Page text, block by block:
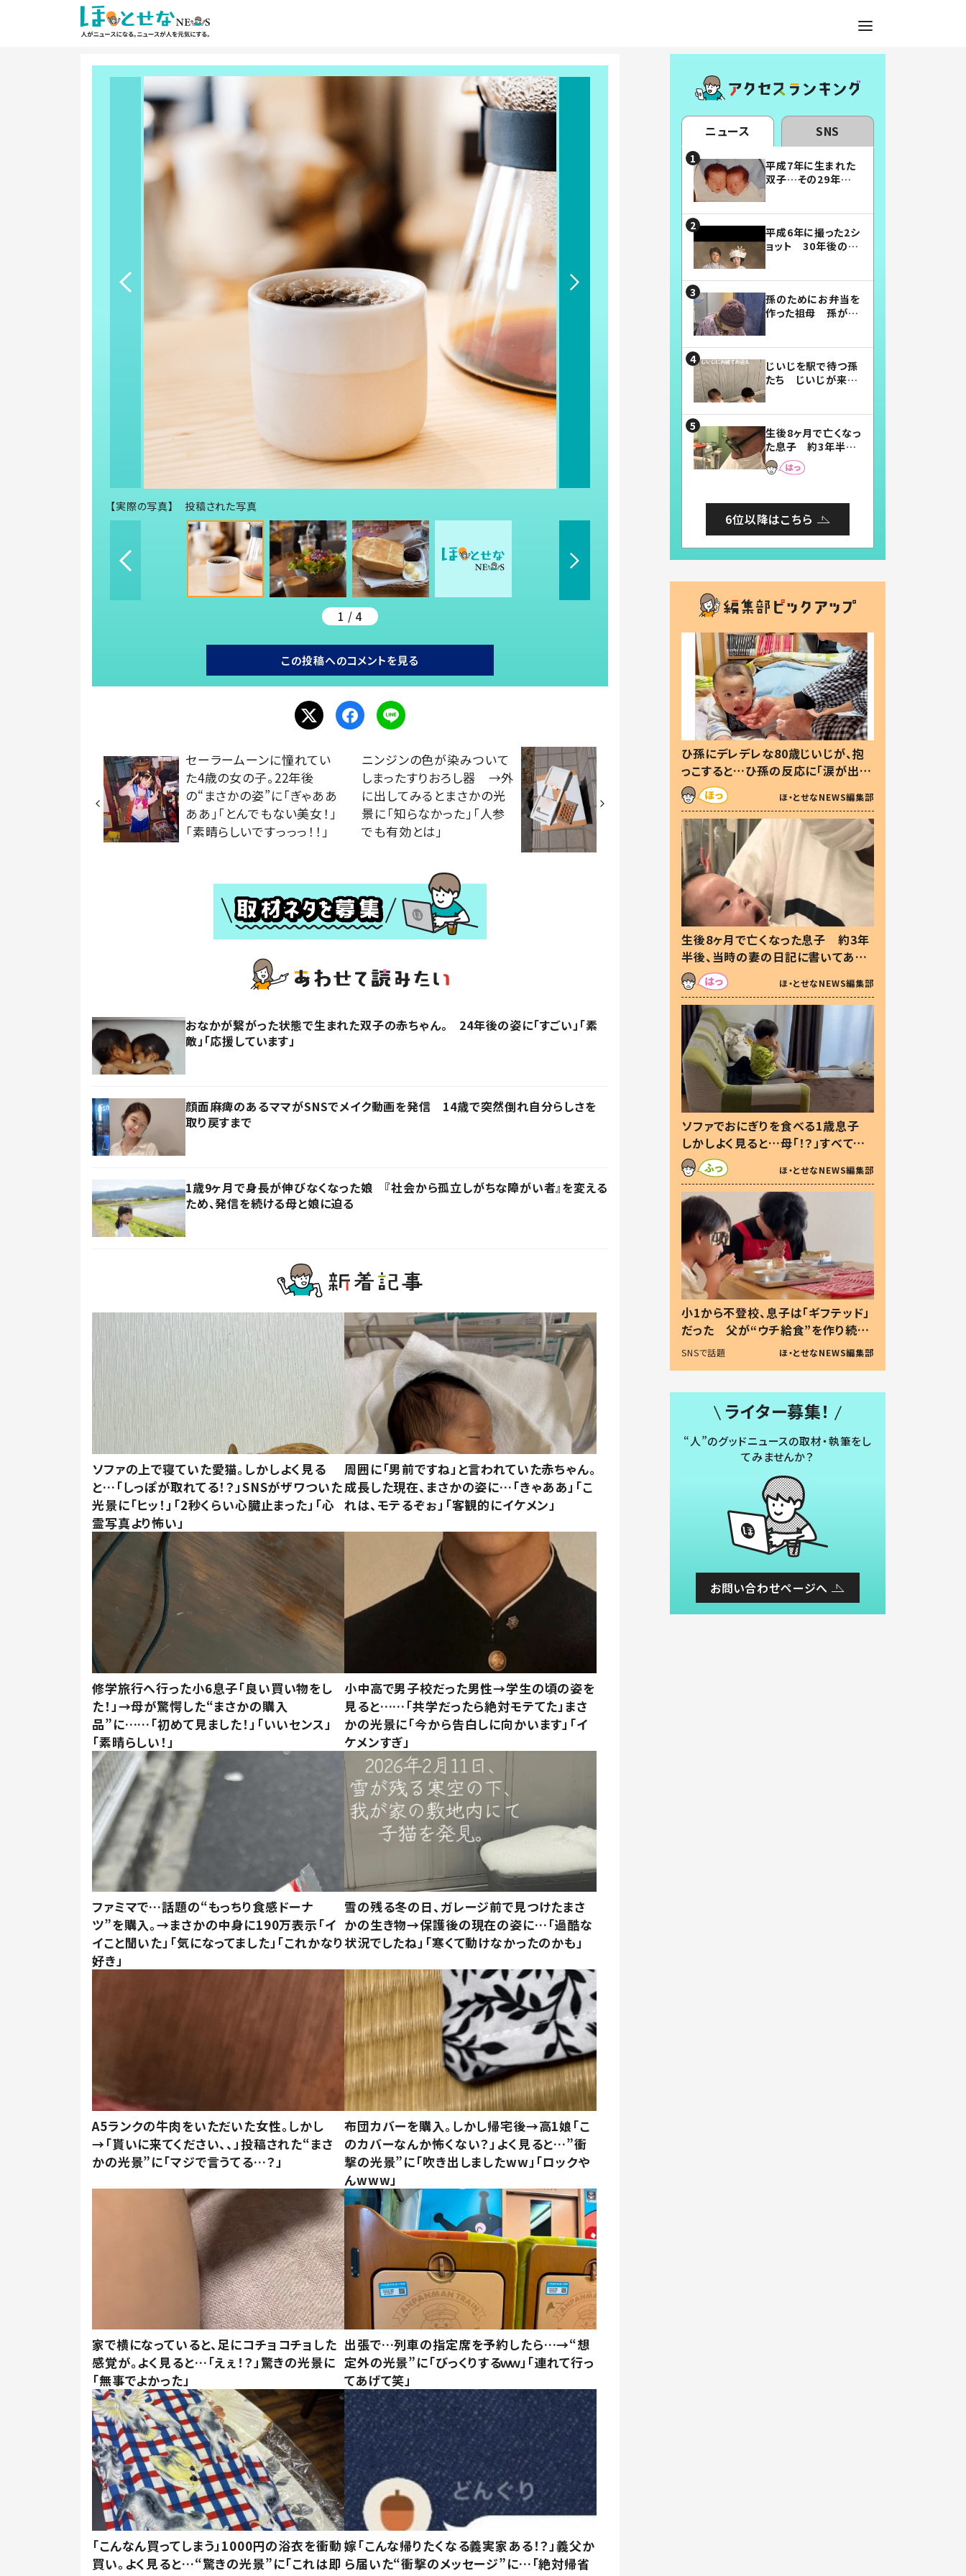
【実際の写真】 投稿された写真
1 / 4
この投稿へのコメントを見る
セーラームーンに憧れてい
た4歳の女の子。22年後
の“まさかの姿”に「ぎゃああ
ああ」「とんでもない美女！」
「素晴らしいですっっっ！！」
ニンジンの色が染みついて
しまったすりおろし器 →外
に出してみるとまさかの光
景に「知らなかった」「人参
でも有効とは」
おなかが繋がった状態で生まれた双子の赤ちゃん。 24年後の姿に「すごい」「素
敵」「応援しています」
顔面麻痺のあるママがSNSでメイク動画を発信 14歳で突然倒れ自分らしさを
取り戻すまで
1歳9ヶ月で身長が伸びなくなった娘 『社会から孤立しがちな障がい者』を変える
ため、発信を続ける母と娘に迫る
ソファの上で寝ていた愛猫。しかしよく見る
と…「しっぽが取れてる！？」SNSがザワついた
光景に「ヒッ！」「2秒くらい心臓止まった」「心
霊写真より怖い」
周囲に「男前ですね」と言われていた赤ちゃん。
成長した現在、まさかの姿に…「きゃああ」「こ
れは、モテるぞぉ」「客観的にイケメン」
修学旅行へ行った小6息子「良い買い物をし
た！」→母が驚愕した“まさかの購入
品”に……「初めて見ました！」「いいセンス」
「素晴らしい！」
小中高で男子校だった男性→学生の頃の姿を
見ると……「共学だったら絶対モテてた」まさ
かの光景に「今から告白しに向かいます」「イ
ケメンすぎ」
ファミマで…話題の“もっちり食感ドーナ
ツ”を購入。→まさかの中身に190万表示「イ
イこと聞いた」「気になってました」「これかなり
好き」
雪の残る冬の日、ガレージ前で見つけたまさ
かの生き物→保護後の現在の姿に…「過酷な
状況でしたね」「寒くて動けなかったのかも」
A5ランクの牛肉をいただいた女性。しかし
→「貰いに来てください、、」投稿された“まさ
かの光景”に「マジで言うてる…？」
布団カバーを購入。しかし帰宅後→高1娘「こ
のカバーなんか怖くない？」よく見ると…”衝
撃の光景”に「吹き出しましたww」「ロックや
んwww」
家で横になっていると、足にコチョコチョした
感覚が。よく見ると…「えぇ！？」驚きの光景に
「無事でよかった」
出張で…列車の指定席を予約したら…→“想
定外の光景”に「びっくりするｗｗ」「連れて行っ
てあげて笑」
「こんなん買ってしまう」1000円の浴衣を衝動
買い。よく見ると…“驚きの光景”に「これは即
嫁「こんな帰りたくなる義実家ある！？」義父か
ら届いた“衝撃のメッセージ”に…「絶対帰省
ニュース SNS
平成7年に生まれた
双子…その29年後
平成6年に撮った2シ
ョット 30年後の姿
孫のためにお弁当を
作った祖母 孫が絶
じいじを駅で待つ孫
たち じいじが来た
まらない」「幸せにな
れる」
生後8ヶ月で亡くなっ
た息子 約3年半
後、当時の妻の日記
に書いてあった本音
6位以降はこちら
ひ孫にデレデレな80歳じいじが、抱
っこすると…ひ孫の反応に「涙が出ま
した」「可愛くて仕方ない」
ほ・とせなNEWS編集部
生後8ヶ月で亡くなった息子 約3年
半後、当時の妻の日記に書いてあっ
た本音とは
ほ・とせなNEWS編集部
ソファでおにぎりを食べる1歳息子
しかしよく見ると…母「！？」すべてを
察した母の投稿に「可愛いから許
す！」「現行犯〜」
ほ・とせなNEWS編集部
小1から不登校、息子は「ギフテッド」
だった 父が“ウチ給食”を作り続け
る理由とは #令和の親 #令和の子
SNSで話題 ほ・とせなNEWS編集部
ライター募集！
“人”のグッドニュースの取材・執筆をし
てみませんか？
お問い合わせページへ